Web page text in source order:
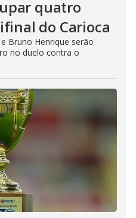
quatro
do Carioca
Bruno Henrique serão
no duelo contra o